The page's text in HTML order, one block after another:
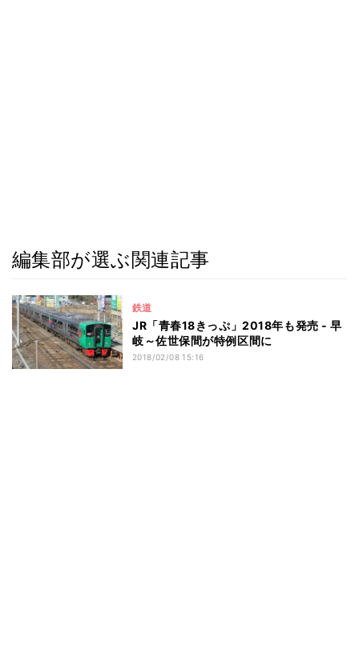
編集部が選ぶ関連記事
鉄道
JR「青春18きっぷ」2018年も発売 - 早
岐～佐世保間が特例区間に
2018/02/08 15:16